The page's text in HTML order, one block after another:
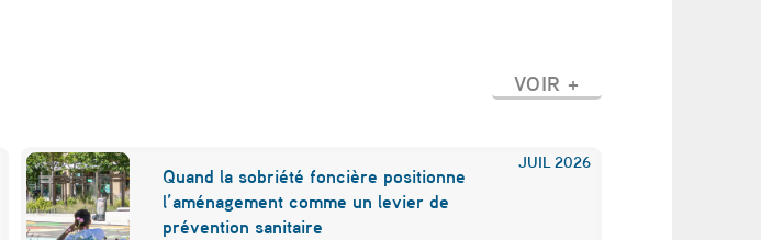
VOIR +
JUIL 2026
Quand la sobriété foncière positionne
l’aménagement comme un levier de
prévention sanitaire